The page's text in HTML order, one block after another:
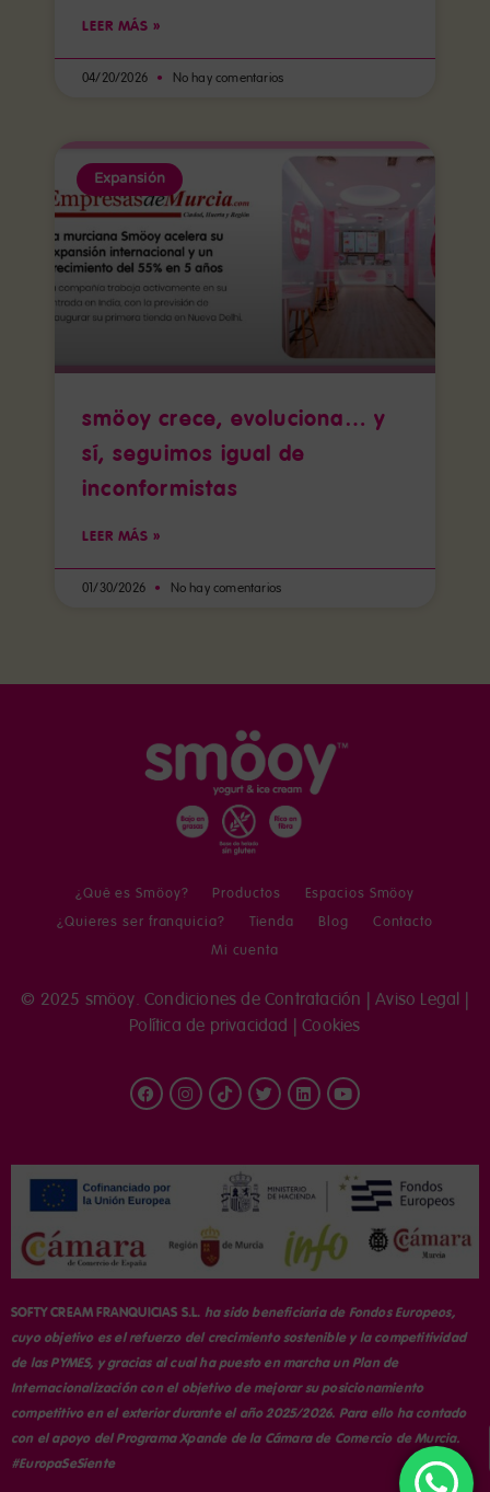
LEER MÁS »
04/20/2026 No hay comentarios
Expansión
smöoy crece, evoluciona… y
sí, seguimos igual de
inconformistas
LEER MÁS »
01/30/2026 No hay comentarios
¿Qué es Smöoy? Productos
Espacios Smöoy
¿Quieres ser franquicia?
Tienda Blog
Contacto
Mi cuenta
© 2025 smöoy.Condiciones de Contratación |Aviso Legal
Política de privacidad |Cookies
SOFTY CREAM FRANQUICIAS S.L. ha sido beneficiaria de Fondos Europeos,
cuyo objetivo es el refuerzo del crecimiento sostenible y la competitividad
de las PYMES, y gracias al cual ha puesto en marcha un Plan de
Internacionalización con el objetivo de mejorar su posicionamiento
competitivo en el exterior durante el año 2025/2026. Para ello ha contado
con el apoyo del Programa Xpande de la Cámara de Comercio de Murcia.
#EuropaSeSiente